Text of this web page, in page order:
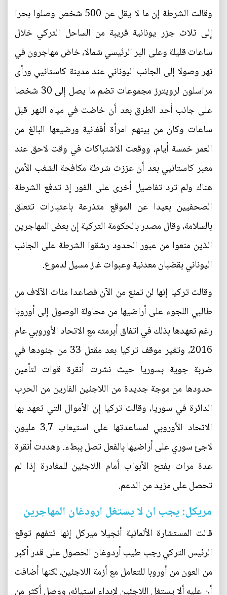
وقالت الشرطة إن ما لا يقل عن 500 شخص وصلوا بحرا
إلى ثلاث جزر يونانية قريبة من الساحل التركي خلال
ساعات قليلة وعلى البر الرئيسي شمالا، خاض مهاجرون في
نهر وصولا إلى الجانب اليوناني عند مدينة كاستانيي ورأى
مراسلون لرويترز مجموعات تضم ما يصل إلى 30 شخصا
على جانب أحد الطرق بعد أن خاضت في مياه النهر قبل
ساعات وكان من بينهم امرأة أفغانية ورضيعها البالغ من
العمر خمسة أيام، ووقعت الاشتباكات في وقت لاحق عند
معبر كاستانيي بعد أن عززت شرطة مكافحة الشغب الأمن
هناك ولم ترد تفاصيل أخرى على الفور إذ تدفع الشرطة
الصحفيين بعيدا عن الموقع متذرعة باعتبارات تتعلق
بالسلامة، وقال مصدر بالحكومة التركية إن بعض المهاجرين
الذين منعوا من عبور الحدود رشقوا الشرطة على الجانب
اليوناني بقضبان معدنية وعبوات غاز مسيل لدموع.
وقالت تركيا إنها لن تمنع من الآن فصاعدا مئات الآلاف من
طالبي اللجوء على أراضيها من محاولة الوصول إلى أوروبا
رغم تعهدها بذلك في اتفاق أبرمته مع الاتحاد الأوروبي عام
2016، وتغير موقف تركيا بعد مقتل 33 من جنودها في
ضربة جوية بسوريا حيث نشرت أنقرة قوات لتأمين
حدودها من موجة جديدة من اللاجئين الفارين من الحرب
الدائرة في سوريا، وقالت تركيا إن الأموال التي تعهد بها
الاتحاد الأوروبي لمساعدتها على استيعاب 3.7 مليون
لاجئ سوري على أراضيها بالفعل تصل ببطء. وهددت أنقرة
عدة مرات بفتح الأبواب أمام اللاجئين للمغادرة إذا لم
تحصل على مزيد من الدعم.
مريكل: يجب ان لا يستغل ارودغان المهاجرين
قالت المستشارة الألمانية أنجيلا ميركل إنها تتفهم توقع
الرئيس التركي رجب طيب أردوغان الحصول على قدر أكبر
من العون من أوروبا للتعامل مع أزمة اللاجئين، لكنها أضافت